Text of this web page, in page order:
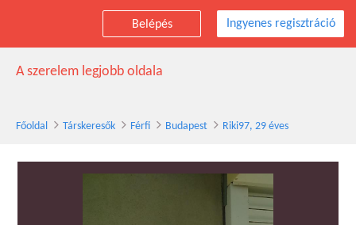
Belépés Ingyenes regisztráció
Riki97 társkereső férfi, 29 éves, Budapest
A szerelem legjobb oldala
Főoldal Társkeresők Férfi Budapest Riki97, 29 éves